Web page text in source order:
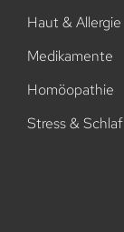
Haut & Allergie
Medikamente
Homöopathie
Stress & Schlaf